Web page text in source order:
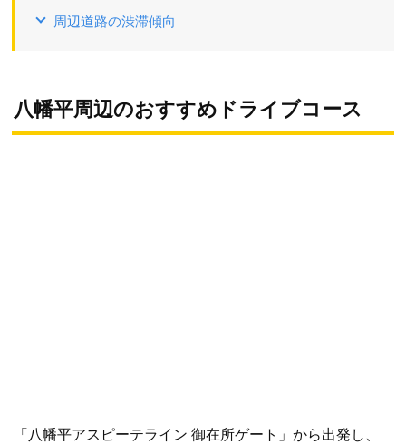
周辺道路の渋滞傾向
八幡平周辺のおすすめドライブコース
「八幡平アスピーテライン 御在所ゲート」から出発し、